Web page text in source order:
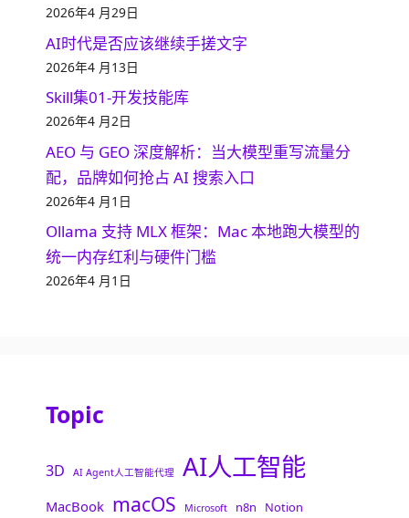
2026年4 月29日
AI时代是否应该继续手搓文字
2026年4 月13日
Skill集01-开发技能库
2026年4 月2日
AEO 与 GEO 深度解析：当大模型重写流量分
配，品牌如何抢占 AI 搜索入口
2026年4 月1日
Ollama 支持 MLX 框架：Mac 本地跑大模型的
统一内存红利与硬件门槛
2026年4 月1日
Topic
3D AI Agent人工智能代理 AI人工智能
MacBook macOS Microsoft n8n
Notion